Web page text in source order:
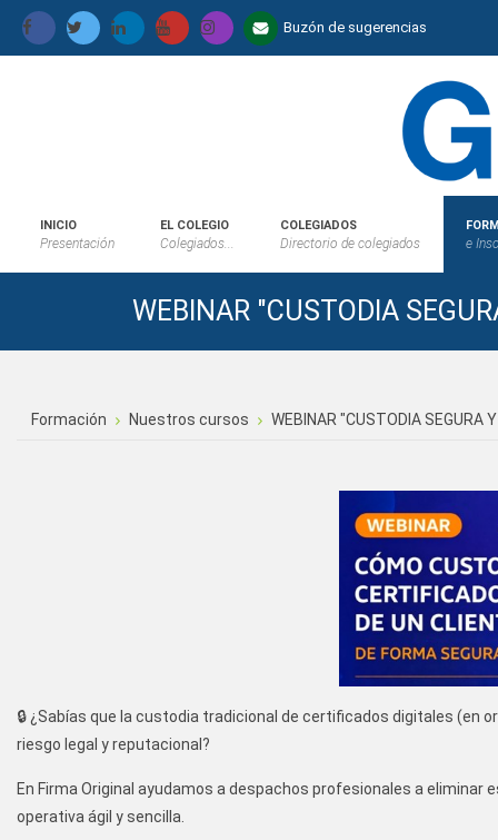
Buzón de sugerencias
INICIO
Presentación
EL COLEGIO
Colegiados...
COLEGIADOS
Directorio de colegiados e
Formación Nuestros cursos WEBINAR "CUSTODIA SEGURA
WEBINAR "CUSTODIA
🔒 ¿Sabías que la custodia tradicional de certificados digitales (en
riesgo legal y reputacional?
En Firma Original ayudamos a despachos profesionales a
operativa ágil y sencilla.